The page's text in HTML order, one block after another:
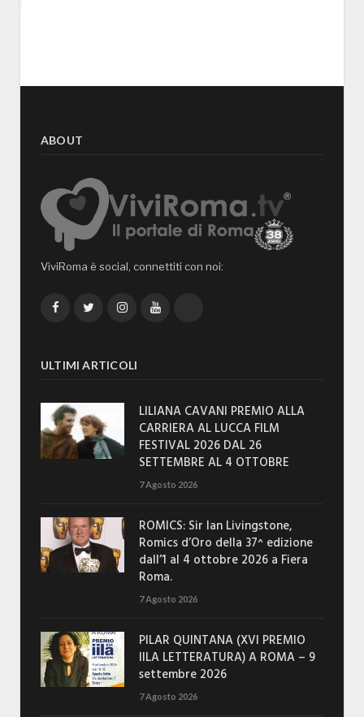
ABOUT
ViviRoma è social, connettiti con noi:
FacebookTwitterInstagramYouTube
ULTIMI ARTICOLI
LILIANA CAVANI PREMIO ALLA
CARRIERA AL LUCCA FILM
FESTIVAL 2026 DAL 26
SETTEMBRE AL 4 OTTOBRE
7 Agosto 2026
ROMICS: Sir Ian Livingstone,
Romics d’Oro della 37^ edizione
dall’1 al 4 ottobre 2026 a Fiera
Roma.
7 Agosto 2026
PILAR QUINTANA (XVI PREMIO
IILA LETTERATURA) A ROMA – 9
settembre 2026
7 Agosto 2026